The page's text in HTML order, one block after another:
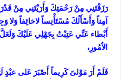
رَزَقْتَنِي مِنْ رَحْمَتِكَ وَأَرَيْتَنِي مِنْ
آمِناً وَأَسْأَلُكَ مُسْتَأْنِساً لاخائِفاً وَلا
أَبْطاء عَنِّي عَتِبْتُ بِجَهْلِي عَلَيْكَ
الاُمُورِ،
فَلَمْ أَرَ مَوْلىً كَرِيماً أَصْبَرَ عَلى عبْدٍ